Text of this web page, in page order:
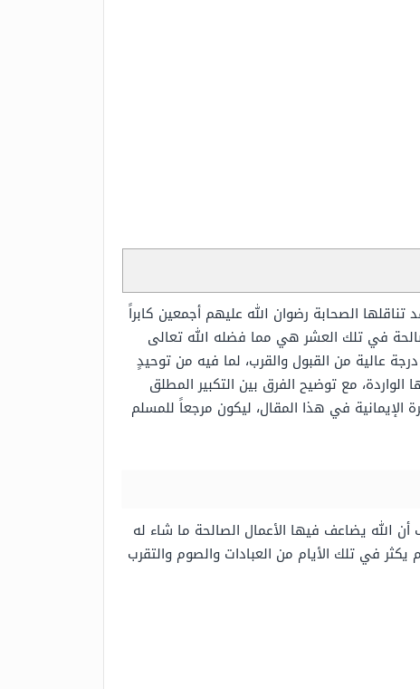
الصحابة رضوان الله عليهم أجمعين كابراً
في تلك العشر هي مما فضله الله تعالى
درجة عالية من القبول والقرب، لما فيه من توحيدٍ
مع توضيح الفرق بين التكبير المطلق
في هذا المقال، ليكون مرجعاً للمسلم
يضاعف فيها الأعمال الصالحة ما شاء له
في تلك الأيام من العبادات والصوم والتقرب